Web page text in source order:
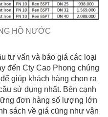
HỒ NƯỚC
tư vấn và báo giá các loại
đến Cty Cao Phong chúng
giúp khách hàng chọn ra
sử dụng nhất. Bên cạnh
đơn hàng số lượng lớn
sách về giá cũng như vận